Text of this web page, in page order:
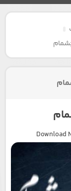
Download